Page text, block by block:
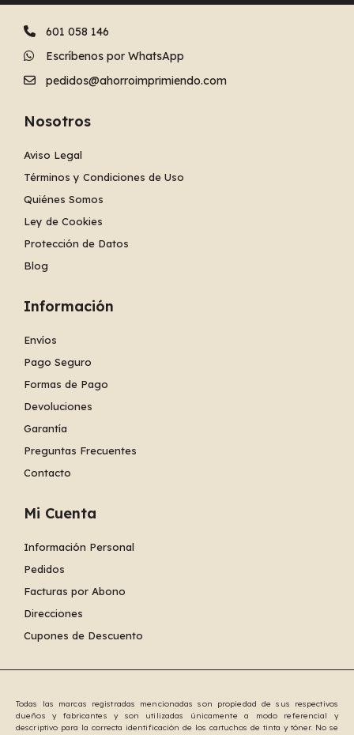
601 058 146
Escríbenos por WhatsApp
pedidos@ahorroimprimiendo.com
Nosotros
Aviso Legal
Términos y Condiciones de Uso
Quiénes Somos
Ley de Cookies
Protección de Datos
Blog
Información
Envíos
Pago Seguro
Formas de Pago
Devoluciones
Garantía
Preguntas Frecuentes
Contacto
Mi Cuenta
Información Personal
Pedidos
Facturas por Abono
Direcciones
Cupones de Descuento
Todas las marcas registradas mencionadas son propiedad de sus respectivos
dueños y fabricantes y son utilizadas únicamente a modo referencial y
descriptivo para la correcta identificación de los cartuchos de tinta y tóner. No se